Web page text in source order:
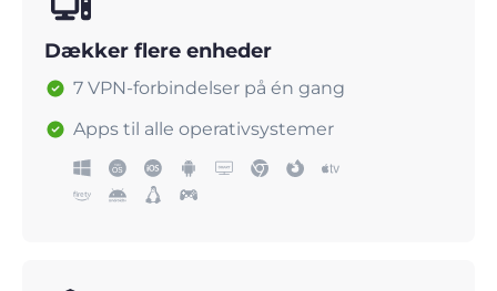
Dækker flere enheder
7 VPN-forbindelser på én gang
Apps til alle operativsystemer